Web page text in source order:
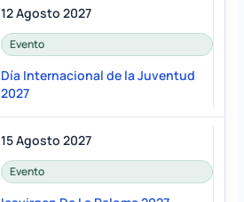
12 Agosto 2027
Evento
Día Internacional de la Juventud
2027
15 Agosto 2027
Evento